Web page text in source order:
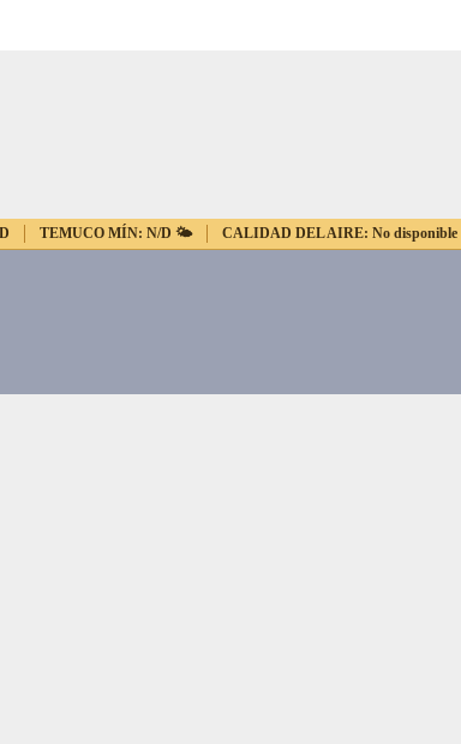
TEMUCO MÍN: N/D 🌤️ CALIDAD DEL AIRE: No disponible